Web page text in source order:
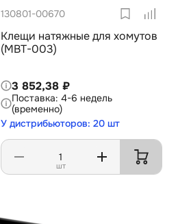
130801-00670
Клещи натяжные для хомутов
(MBT-003)
3 852,38 ₽
4-6 недель
(временно)
У дистрибьюторов: 20 шт
шт